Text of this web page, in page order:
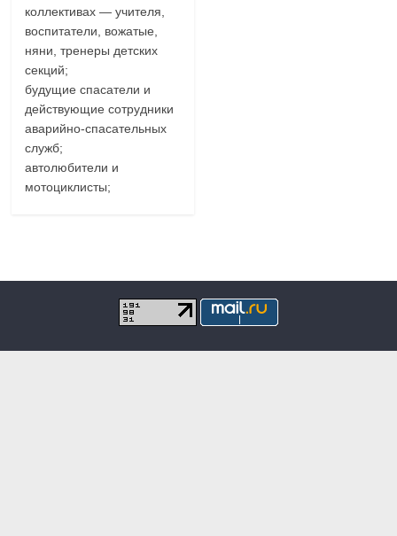
коллективах — учителя,
воспитатели, вожатые,
няни, тренеры детских
секций;
будущие спасатели и
действующие сотрудники
аварийно-спасательных
служб;
автолюбители и
мотоциклисты;